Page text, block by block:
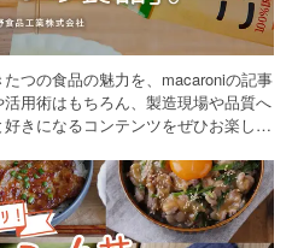
つの食品の魅力を、macaroniの記事
用術はもちろん、製造現場や品質へ
きになるコンテンツをぜひお楽しみ